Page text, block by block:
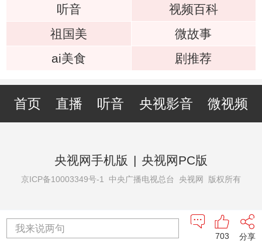
听音
视频百科
祖国美
微故事
ai美食
剧推荐
首页 直播 听音 央视影音 微视频
央视网手机版 | 央视网PC版
京ICP备10003349号-1 中央广播电视总台 央视网 版权所有
我来说两句
分享
703